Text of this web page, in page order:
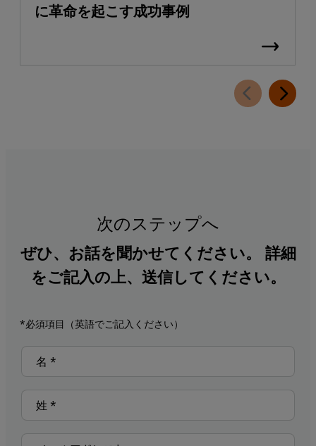
に革命を起こす成功事例
次のステップへ
ぜひ、お話を聞かせてください。 詳細
をご記入の上、送信してください。
*必須項目（英語でご記入ください）